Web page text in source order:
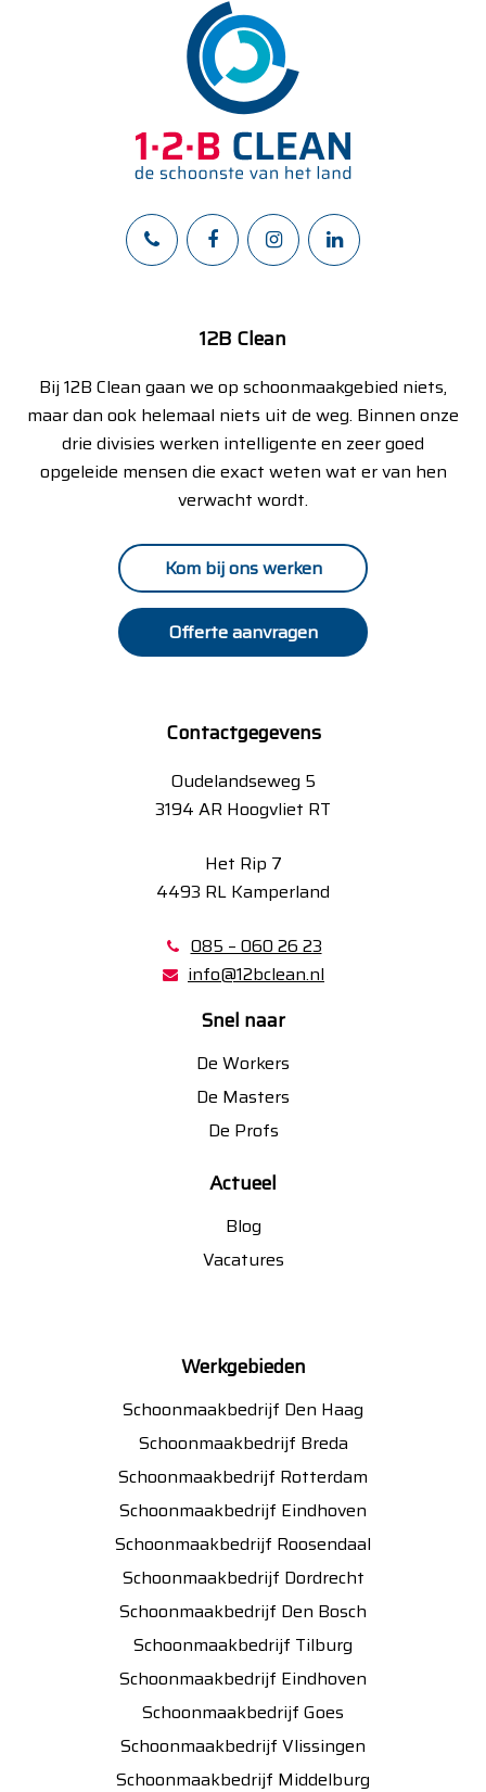
12B Clean
Bij 12B Clean gaan we op schoonmaakgebied niets,
maar dan ook helemaal niets uit de weg. Binnen onze
drie divisies werken intelligente en zeer goed
opgeleide mensen die exact weten wat er van hen
verwacht wordt.
Kom bij ons werken
Offerte aanvragen
Contactgegevens
Oudelandseweg 5
3194 AR Hoogvliet RT
Het Rip 7
4493 RL Kamperland
085 – 060 26 23
info@12bclean.nl
Snel naar
De Workers
De Masters
De Profs
Actueel
Blog
Vacatures
Werkgebieden
Schoonmaakbedrijf Den Haag
Schoonmaakbedrijf Breda
Schoonmaakbedrijf Rotterdam
Schoonmaakbedrijf Eindhoven
Schoonmaakbedrijf Roosendaal
Schoonmaakbedrijf Dordrecht
Schoonmaakbedrijf Den Bosch
Schoonmaakbedrijf Tilburg
Schoonmaakbedrijf Eindhoven
Schoonmaakbedrijf Goes
Schoonmaakbedrijf Vlissingen
Schoonmaakbedrijf Middelburg